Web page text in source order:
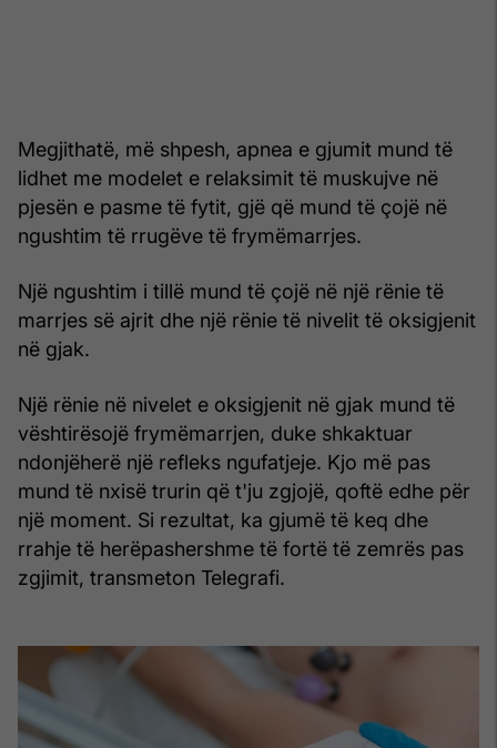
Megjithatë, më shpesh, apnea e gjumit mund të
lidhet me modelet e relaksimit të muskujve në
pjesën e pasme të fytit, gjë që mund të çojë në
ngushtim të rrugëve të frymëmarrjes.
Një ngushtim i tillë mund të çojë në një rënie të
marrjes së ajrit dhe një rënie të nivelit të oksigjenit
në gjak.
Një rënie në nivelet e oksigjenit në gjak mund të
vështirësojë frymëmarrjen, duke shkaktuar
ndonjëherë një refleks ngufatjeje. Kjo më pas
mund të nxisë trurin që t'ju zgjojë, qoftë edhe për
një moment. Si rezultat, ka gjumë të keq dhe
rrahje të herëpashershme të fortë të zemrës pas
zgjimit, transmeton Telegrafi.